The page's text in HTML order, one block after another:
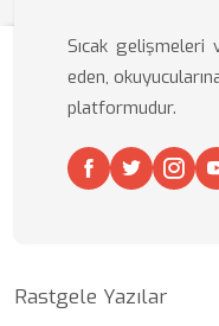
Sıcak gelişmeleri
eden,
platformudur.
Rastgele Yazılar